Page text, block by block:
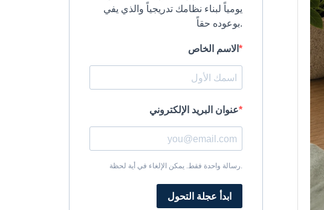
يومياً لبناء نظامك تدريجياً والذي يفي
بوعوده حقاً.
الاسم الخاص
عنوان البريد الإلكتروني
رسالة واحدة فقط. يمكن الإلغاء في أية لحظة.
ابدأ عجلة التحول